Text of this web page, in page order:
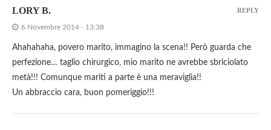
LORY B.
6 Novembre 2014 - 13:38
Ahahahaha, povero marito, immagino la scena!! Però guarda che
perfezione… taglio chirurgico, mio marito ne avrebbe sbriciolato
metà!!! Comunque mariti a parte è una meraviglia!!
Un abbraccio cara, buon pomeriggio!!!
REPLY